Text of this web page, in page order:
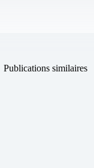
Publications similaires